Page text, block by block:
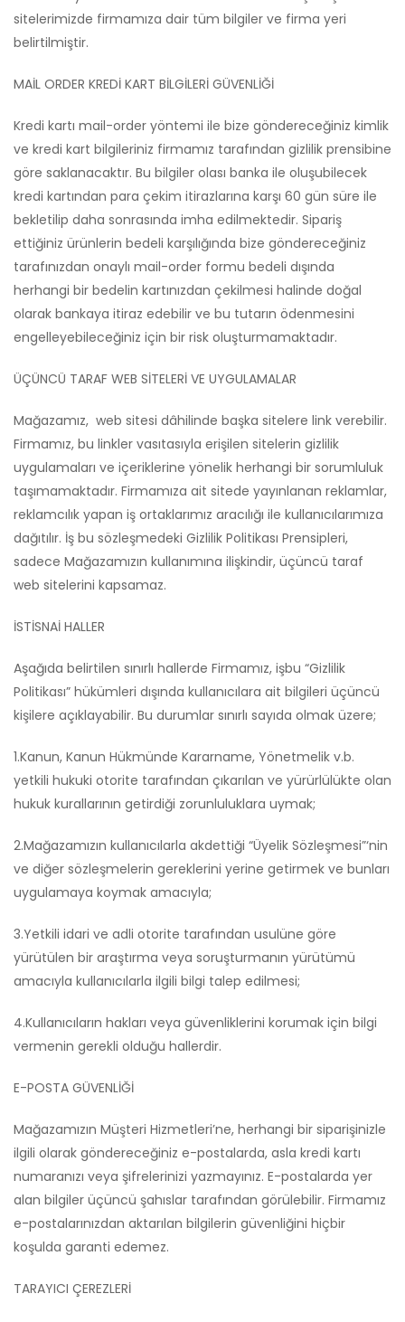
sitelerimizde firmamıza dair tüm bilgiler ve firma yeri
belirtilmiştir.
MAİL ORDER KREDİ KART BİLGİLERİ GÜVENLİĞİ
Kredi kartı mail-order yöntemi ile bize göndereceğiniz kimlik
ve kredi kart bilgileriniz firmamız tarafından gizlilik prensibine
göre saklanacaktır. Bu bilgiler olası banka ile oluşubilecek
kredi kartından para çekim itirazlarına karşı 60 gün süre ile
bekletilip daha sonrasında imha edilmektedir. Sipariş
ettiğiniz ürünlerin bedeli karşılığında bize göndereceğiniz
tarafınızdan onaylı mail-order formu bedeli dışında
herhangi bir bedelin kartınızdan çekilmesi halinde doğal
olarak bankaya itiraz edebilir ve bu tutarın ödenmesini
engelleyebileceğiniz için bir risk oluşturmamaktadır.
ÜÇÜNCÜ TARAF WEB SİTELERİ VE UYGULAMALAR
Mağazamız, web sitesi dâhilinde başka sitelere link verebilir.
Firmamız, bu linkler vasıtasıyla erişilen sitelerin gizlilik
uygulamaları ve içeriklerine yönelik herhangi bir sorumluluk
taşımamaktadır. Firmamıza ait sitede yayınlanan reklamlar,
reklamcılık yapan iş ortaklarımız aracılığı ile kullanıcılarımıza
dağıtılır. İş bu sözleşmedeki Gizlilik Politikası Prensipleri,
sadece Mağazamızın kullanımına ilişkindir, üçüncü taraf
web sitelerini kapsamaz.
İSTİSNAİ HALLER
Aşağıda belirtilen sınırlı hallerde Firmamız, işbu “Gizlilik
Politikası” hükümleri dışında kullanıcılara ait bilgileri üçüncü
kişilere açıklayabilir. Bu durumlar sınırlı sayıda olmak üzere;
1.Kanun, Kanun Hükmünde Kararname, Yönetmelik v.b.
yetkili hukuki otorite tarafından çıkarılan ve yürürlülükte olan
hukuk kurallarının getirdiği zorunluluklara uymak;
2.Mağazamızın kullanıcılarla akdettiği “Üyelik Sözleşmesi”‘nin
ve diğer sözleşmelerin gereklerini yerine getirmek ve bunları
uygulamaya koymak amacıyla;
3.Yetkili idari ve adli otorite tarafından usulüne göre
yürütülen bir araştırma veya soruşturmanın yürütümü
amacıyla kullanıcılarla ilgili bilgi talep edilmesi;
4.Kullanıcıların hakları veya güvenliklerini korumak için bilgi
vermenin gerekli olduğu hallerdir.
E-POSTA GÜVENLİĞİ
Mağazamızın Müşteri Hizmetleri’ne, herhangi bir siparişinizle
ilgili olarak göndereceğiniz e-postalarda, asla kredi kartı
numaranızı veya şifrelerinizi yazmayınız. E-postalarda yer
alan bilgiler üçüncü şahıslar tarafından görülebilir. Firmamız
e-postalarınızdan aktarılan bilgilerin güvenliğini hiçbir
koşulda garanti edemez.
TARAYICI ÇEREZLERİ